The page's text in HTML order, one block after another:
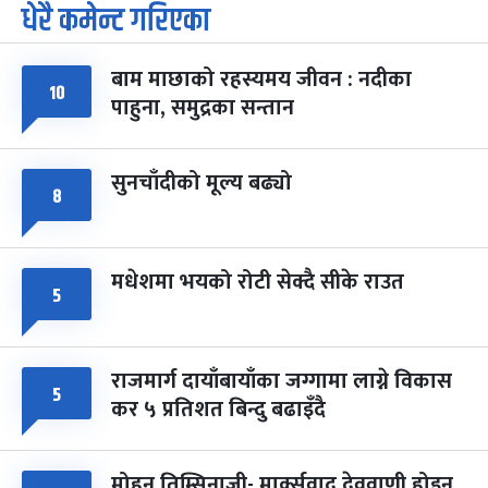
७
आइत
पूर्णिमा व्रत
चैत्र ७, २०८३-Mar 21, 2027
८ फागुपूर्णिमा
चैत्र ८, २०८३-Mar 22, 2027
७ महिना बाँकी
धेरै कमेन्ट गरिएका
१० बाम माछाको रहस्यमय जीवन : नदीका
पाहुना, समुद्रका सन्तान
८ सुनचाँदीको मूल्य बढ्यो
५ मधेशमा भयको रोटी सेक्दै सीके राउत
५ राजमार्ग दायाँबायाँका जग्गामा लाग्ने विकास
कर ५ प्रतिशत बिन्दु बढाइँदै